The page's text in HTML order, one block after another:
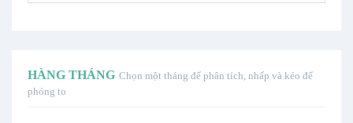
HÀNG THÁNG Chọn một tháng để phân tích, nhấp và kéo để
phóng to